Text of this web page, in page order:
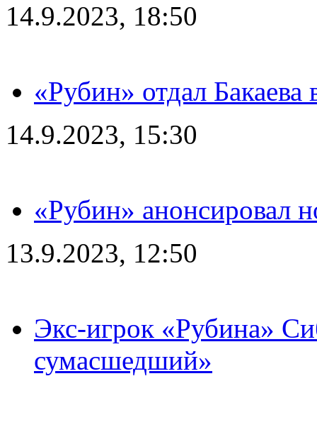
14.9.2023, 18:50
«Рубин» отдал
14.9.2023, 15:30
«Рубин» анонсировал
13.9.2023, 12:50
Экс-игрок «Рубина»
сумасшедший»